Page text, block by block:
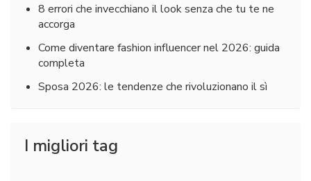
8 errori che invecchiano il look senza che tu te ne
accorga
Come diventare fashion influencer nel 2026: guida
completa
Sposa 2026: le tendenze che rivoluzionano il sì
I migliori tag